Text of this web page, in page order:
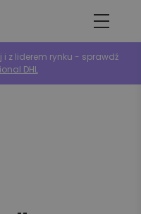
i z liderem rynku - sprawdź
DHL